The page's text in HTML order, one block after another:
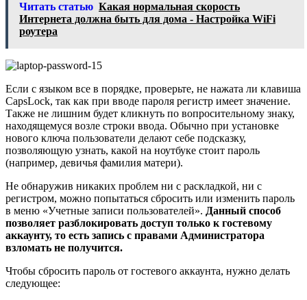
Читать статью Какая нормальная скорость
Интернета должна быть для дома - Настройка WiFi
роутера
Если с языком все в порядке, проверьте, не нажата ли клавиша
CapsLock, так как при вводе пароля регистр имеет значение.
Также не лишним будет кликнуть по вопросительному знаку,
находящемуся возле строки ввода. Обычно при установке
нового ключа пользователи делают себе подсказку,
позволяющую узнать, какой на ноутбуке стоит пароль
(например, девичья фамилия матери).
Не обнаружив никаких проблем ни с раскладкой, ни с
регистром, можно попытаться сбросить или изменить пароль
в меню «Учетные записи пользователей». Данный способ
позволяет разблокировать доступ только к гостевому
аккаунту, то есть запись с правами Администратора
взломать не получится.
Чтобы сбросить пароль от гостевого аккаунта, нужно делать
следующее: